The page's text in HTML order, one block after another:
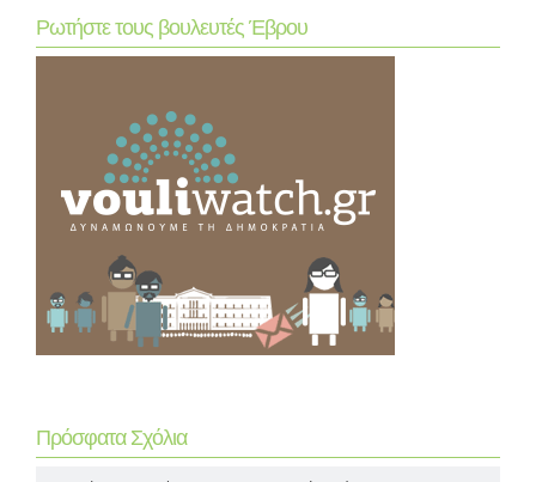
Ρωτήστε τους βουλευτές Έβρου
Πρόσφατα Σχόλια